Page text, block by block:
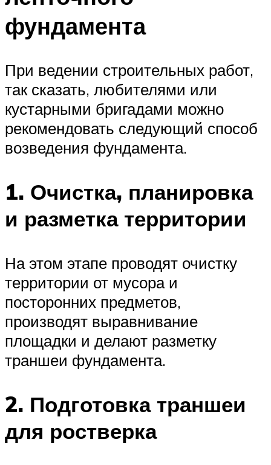
фундамента
При ведении строительных работ,
так сказать, любителями или
кустарными бригадами можно
рекомендовать следующий способ
возведения фундамента.
1. Очистка, планировка
и разметка территории
На этом этапе проводят очистку
территории от мусора и
посторонних предметов,
производят выравнивание
площадки и делают разметку
траншеи фундамента.
2. Подготовка траншеи
для ростверка